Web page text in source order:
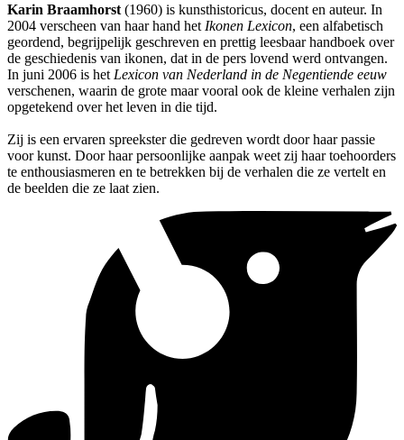
Karin Braamhorst (1960) is kunsthistoricus, docent en auteur. In
2004 verscheen van haar hand het Ikonen Lexicon, een alfabetisch
geordend, begrijpelijk geschreven en prettig leesbaar handboek over
de geschiedenis van ikonen, dat in de pers lovend werd ontvangen.
In juni 2006 is het Lexicon van Nederland in de Negentiende eeuw
verschenen, waarin de grote maar vooral ook de kleine verhalen zijn
opgetekend over het leven in die tijd.
Zij is een ervaren spreekster die gedreven wordt door haar passie
voor kunst. Door haar persoonlijke aanpak weet zij haar toehoorders
te enthousiasmeren en te betrekken bij de verhalen die ze vertelt en
de beelden die ze laat zien.